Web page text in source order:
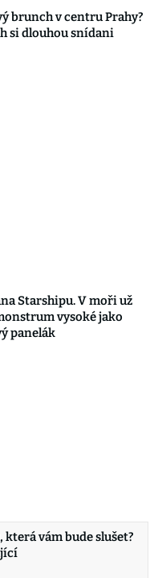
brunch v centru Prahy?
si dlouhou snídani
Starshipu. V moři už
vysoké jako
panelák
která vám bude slušet?